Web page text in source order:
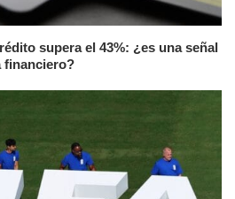
supera el 43%: ¿es una señal
financiero?